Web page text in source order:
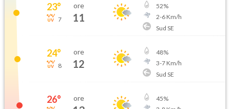
23°
7
ore
11
52%
2-6Km/h
Sud SE
24°
8
ore
12
48%
3-7Km/h
Sud SE
26° ore 45%